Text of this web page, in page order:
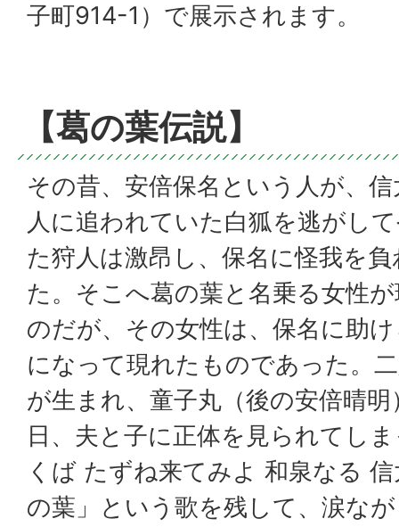
子町914-1）で展示されます。
【葛の葉伝説】
その昔、安倍保名という人が、
人に追われていた白狐を逃がし
た狩人は激昂し、保名に怪我を
た。そこへ葛の葉と名乗る女性
のだが、その女性は、保名に助
になって現れたものであった。
が生まれ、童子丸（後の安倍晴
日、夫と子に正体を見られてし
くば たずね来てみよ 和泉なる
の葉」という歌を残して、涙な